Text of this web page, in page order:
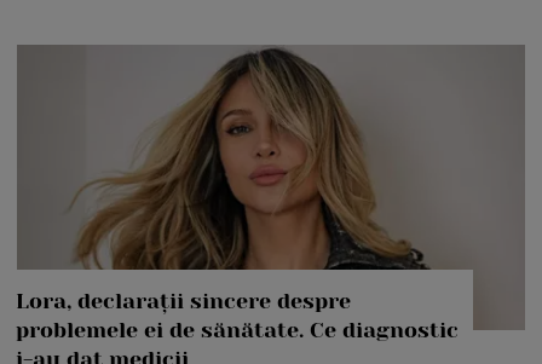
Lora, declarații sincere despre
problemele ei de sănătate. Ce diagnostic